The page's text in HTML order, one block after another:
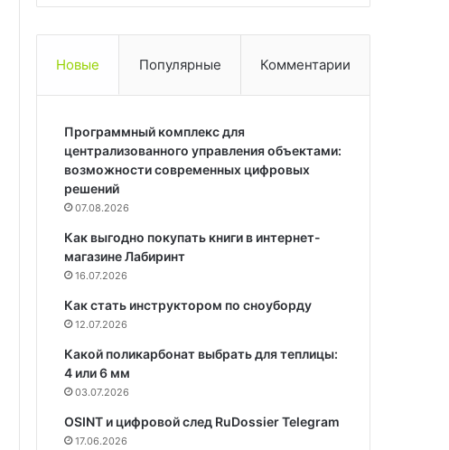
Новые Популярные Комментарии
Программный комплекс для
централизованного управления объектами:
возможности современных цифровых
решений
07.08.2026
Как выгодно покупать книги в интернет-
магазине Лабиринт
16.07.2026
Как стать инструктором по сноуборду
12.07.2026
Какой поликарбонат выбрать для теплицы:
4 или 6 мм
03.07.2026
OSINT и цифровой след RuDossier Telegram
17.06.2026